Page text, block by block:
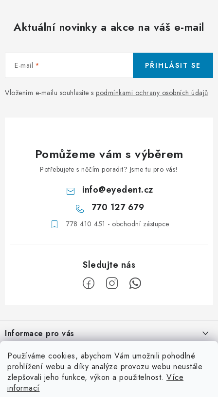
Používáme cookies, abychom Vám umožnili pohodlné
prohlížení webu a díky analýze provozu webu neustále
zlepšovali jeho funkce, výkon a použitelnost. Více
informací
Aktuální novinky a akce na váš e-mail
E-mail
Vložením e-mailu souhlasíte s podmínkami ochrany osobních údajů
PŘIHLÁSIT SE
Pomůžeme vám s výběrem
Potřebujete s něčím poradit? Jsme tu pro vás!
info@eyedent.cz
770 127 679
778 410 451 - obchodní zástupce
pInformace pro vás
Obchodní podmínky
Podmínky ochrany osobních údajů
Kontaktní formulář
Užitečné info
Ordinace
Kontaktní adresa